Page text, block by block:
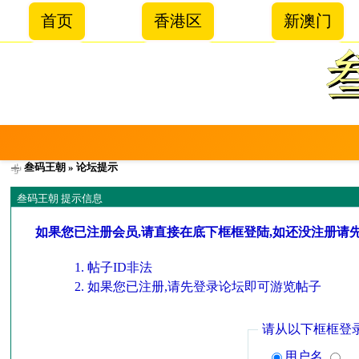
首页 香港区 新澳门
叁码王朝 » 论坛提示
叁码王朝 提示信息
如果您已注册会员,请直接在底下框框登陆,如还没注册请
帖子ID非法
如果您已注册,请先登录论坛即可游览帖子
请从以下框框登
用户名